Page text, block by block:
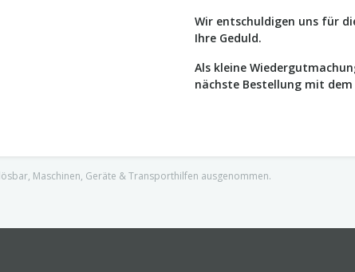
Wir entschuldigen uns für
Ihre Geduld.
Als kleine
nächste Bestellung mit dem
Maschinen, Geräte & Transporthilfen ausgenommen.